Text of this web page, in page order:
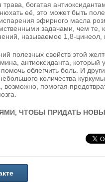
трава, богатая
её, это может быть
эфирного масла
задачами, чем те,
называемое 1,8-цинеол,
полезных свойств этой
антиоксиданта,
облегчить боль. И
количества
возможно, помогая
ЧТОБЫ ПРИДАТЬ